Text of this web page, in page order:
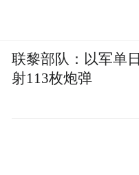
联黎部队：以军单
射113枚炮弹